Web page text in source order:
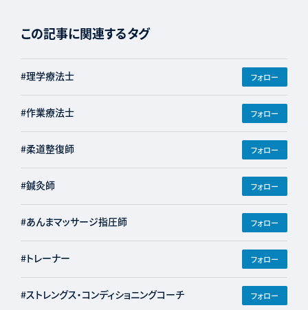
この記事に関連するタグ
#理学療法士 フォロー
#作業療法士 フォロー
#柔道整復師 フォロー
#鍼灸師 フォロー
#あんまマッサージ指圧師 フォロー
#トレーナー フォロー
#ストレングス・コンディショニングコーチ フォロー